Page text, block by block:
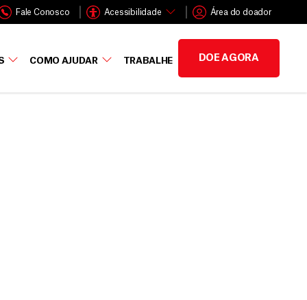
Fale Conosco Acessibilidade Área do doador
COMO AJUDAR TRABALHE DOE AGORA